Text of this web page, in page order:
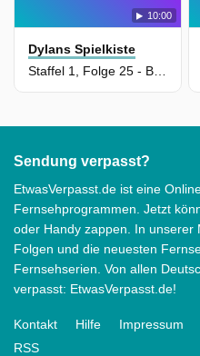
10:00
Dylans Spielkiste
Sendung verpasst?
EtwasVerpasst.de ist eine
Fernsehprogrammen. Jetzt
oder Handy zappen. In unserer
Folgen und die neuesten
Fernsehserien. Von allen
verpasst: EtwasVerpasst.de!
Kontakt Hilfe Impressum
RSS